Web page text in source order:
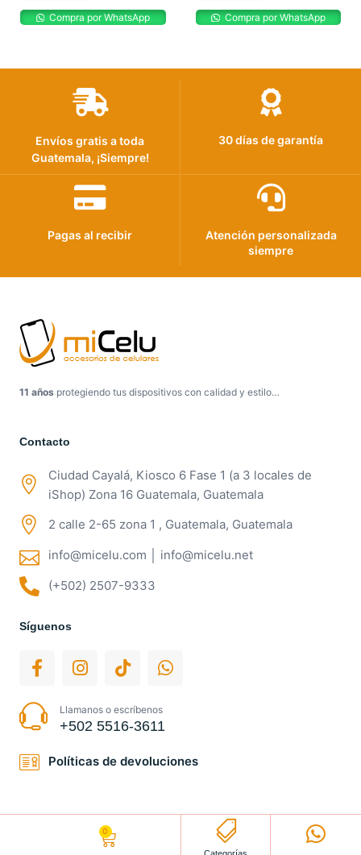
Compra por WhatsApp Compra por WhatsApp
Envíos gratis a toda
Guatemala, ¡Siempre!
30 días de garantía
Pagas al recibir
Atención personalizada
siempre
11 años protegiendo tus dispositivos con calidad y estilo…
Contacto
Ciudad Cayalá, Kiosco 6 Fase 1 (a 3 locales de
iShop) Zona 16 Guatemala, Guatemala
2 calle 2-65 zona 1 , Guatemala, Guatemala
info@micelu.com │ info@micelu.net
(+502) 2507-9333
Síguenos
Llamanos o escríbenos
+502 5516-3611
Políticas de devoluciones
0
Categorías